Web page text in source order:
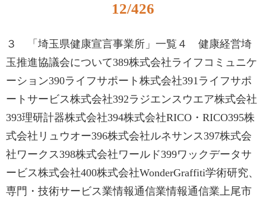
12/426
３ 「埼玉県健康宣言事業所」一覧４ 健康経営埼
玉推進協議会について389株式会社ライフコミュニケ
ーション390ライフサポート株式会社391ライフサポ
ートサービス株式会社392ラジエンスウエア株式会社
393理研計器株式会社394株式会社RICO・RICO395株
式会社リュウオー396株式会社ルネサンス397株式会
社ワークス398株式会社ワールド399ワックデータサ
ービス株式会社400株式会社WonderGraffiti学術研究、
専門・技術サービス業情報通信業情報通信業上尾市